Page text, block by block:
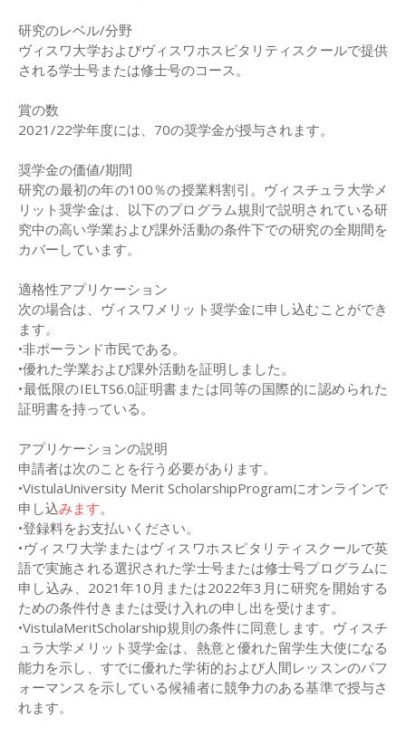
研究のレベル/分野
ヴィスワ大学およびヴィスワホスピタリティスクールで提供
される学士号または修士号のコース。
賞の数
2021/22学年度には、70の奨学金が授与されます。
奨学金の価値/期間
研究の最初の年の100％の授業料割引。ヴィスチュラ大学メ
リット奨学金は、以下のプログラム規則で説明されている研
究中の高い学業および課外活動の条件下での研究の全期間を
カバーしています。
適格性アプリケーション
次の場合は、ヴィスワメリット奨学金に申し込むことができ
ます。
•非ポーランド市民である。
•優れた学業および課外活動を証明しました。
•最低限のIELTS6.0証明書または同等の国際的に認められた
証明書を持っている。
アプリケーションの説明
申請者は次のことを行う必要があります。
•VistulaUniversity Merit ScholarshipProgramにオンラインで
申し込みます。
•登録料をお支払いください。
•ヴィスワ大学またはヴィスワホスピタリティスクールで英
語で実施される選択された学士号または修士号プログラムに
申し込み、2021年10月または2022年3月に研究を開始する
ための条件付きまたは受け入れの申し出を受けます。
•VistulaMeritScholarship規則の条件に同意します。ヴィスチ
ュラ大学メリット奨学金は、熱意と優れた留学生大使になる
能力を示し、すでに優れた学術的および人間レッスンのパフ
ォーマンスを示している候補者に競争力のある基準で授与さ
れます。